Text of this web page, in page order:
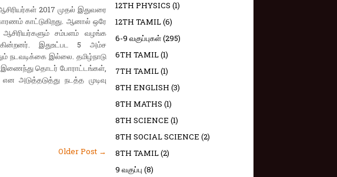
2017 முதல் இதுவரை
காட்டுகிறது. ஆனால் ஒரே
சம்பளம் வழங்க
இதுஉட்பட 5 அம்ச
நடவடிக்கை இல்லை. தமிழ்நாடு
இணைந்து தொடர் போராட்டங்கள்,
அடுத்தடுத்து நடத்த முடிவு
Older Post →
12TH PHYSICS (1)
12TH TAMIL(6)
6-9 வகுப்புகள்(295)
6TH TAMIL(1)
7TH TAMIL(1)
8TH ENGLISH (3)
8TH MATHS (1)
8TH SCIENCE (1)
8TH SOCIAL SCIENCE (2)
8TH TAMIL(2)
9 வகுப்பு (8)